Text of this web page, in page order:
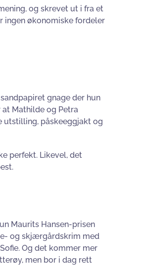
og skrevet ut i fra et
ingen økonomiske fordeler
gnage der hun
Mathilde og Petra
utstilling, påskeeggjakt og
perfekt. Likevel, det
Maurits Hansen-prisen
og skjærgårdskrim med
Og det kommer mer
men bor i dag rett